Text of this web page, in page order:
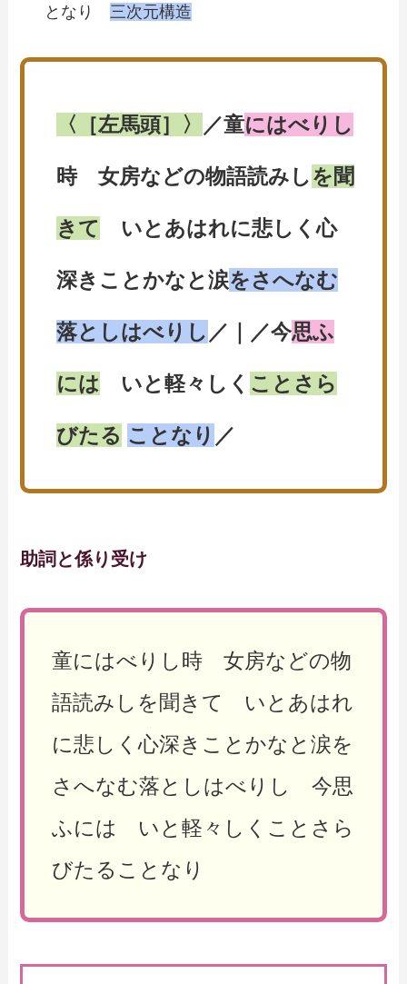
となり三次元構造
〈［左馬頭］〉 ／童にはべりし
時 女房などの物語読みしを聞
きて いとあはれに悲しく心
深きことかなと涙をさへなむ
落としはべりし ／｜／今思ふ
には いと軽々しく ことさら
びたる ことなり ／
助詞と係り受け
童にはべりし時 女房などの物
語読みしを聞きて いとあはれ
に悲しく心深きことかなと涙を
さへなむ落としはべりし 今思
ふには いと軽々しくことさら
びたることなり